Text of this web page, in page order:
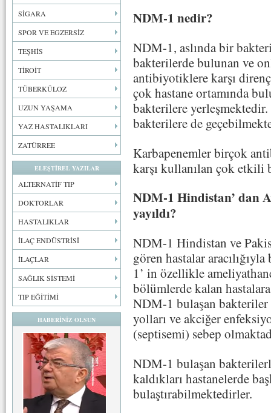
SİGARA
SPOR VE EGZERSİZ
TEŞHİS
TİROİT
TÜBERKÜLOZ
UZUN YAŞAMA
YAZ HASTALIKLARI
ZATÜRREE
ELEŞTİREL YAZILAR
ALTERNATİF TIP
DOKTORLAR
HASTALIKLAR
İLAÇ ENDÜSTRİSİ
İLAÇLAR
SAĞLIK SİSTEMİ
TIP EĞİTİMİ
HABERİNİZ OLSUN
NDM-1 nedir?
NDM-1, aslında bir
bakterilerde bulunan ve
antibiyotiklere karşı
çok hastane ortamında
bakterilere
bakterilere de
Karbapenemler birçok
karşı kullanılan çok
NDM-1 Hindistan’ dan
yayıldı?
NDM-1 Hindistan ve
gören hastalar
1’ in özellikle
bölümlerde kalan
NDM-1 bulaşan
yolları ve akciğer
(septisemi) sebep
NDM-1 bulaşan
kaldıkları hastanelerde
bulaştırabilmektedirler.